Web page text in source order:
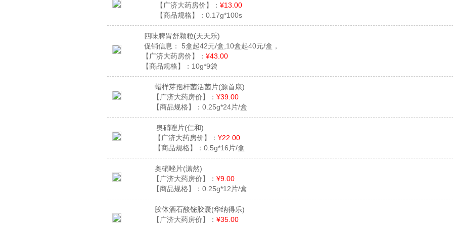
【广济大药房价】： ¥13.00
【商品规格】： 0.17g*100s
四味脾胃舒颗粒(天天乐)
促销信息：
5盒起42元/盒,10盒起40元/盒，
【广济大药房价】： ¥43.00
【商品规格】： 10g*9袋
蜡样芽孢杆菌活菌片(源首康)
【广济大药房价】： ¥39.00
【商品规格】： 0.25g*24片/盒
奥硝唑片(仁和)
【广济大药房价】： ¥22.00
【商品规格】： 0.5g*16片/盒
奥硝唑片(潇然)
【广济大药房价】： ¥9.00
【商品规格】： 0.25g*12片/盒
胶体酒石酸铋胶囊(华纳得乐)
【广济大药房价】： ¥35.00